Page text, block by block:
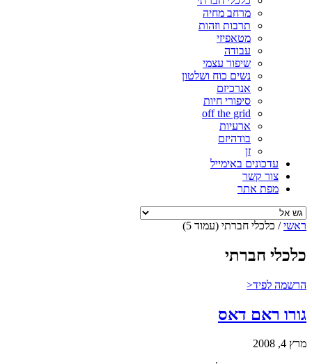
מרחב מחיה
תרבות וזהות
מטאפיזי
עבודה
שיפור עצמי
נשים כוח ושלטון
אנרכיזם
סיפורי חיות
off the grid
ארעיות
בודהיזם
זן
עדכונים באימייל
צור קשר
מפת אתר
ראשי/ כלכלי חברתי (עמוד 5)
כלכלי חברתי
הרשמה לפיד<
גורו ראם דאס
מרץ 4, 2008